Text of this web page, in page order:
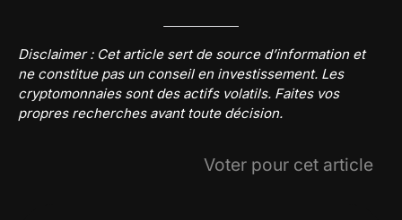
Disclaimer : Cet article sert de source d’information et
ne constitue pas un conseil en investissement. Les
cryptomonnaies sont des actifs volatils. Faites vos
propres recherches avant toute décision.
Voter pour cet article